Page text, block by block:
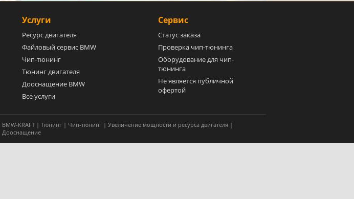
Услуги
Ресурс двигателя
Файловый сервис BMW
Чип-тюнинг
Тюнинг двигателя
Дооснащение BMW
Все услуги
Сервис
Статус заказа
Проверка чип-тюнинга
Оборудование для чип-
тюнинга
Не является публичной
офертой
BMW-KRAFT | Тюнинг | Чип-тюнинг | Увеличение мощности и ресурса двигателя |
Дооснащение